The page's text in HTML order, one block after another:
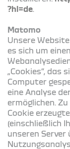
?hl=de.
Matomo
Unsere
es sich um
„Cookies“, das
Computer
eine Analyse
ermöglichen.
Cookie
(einschließlich
unseren Server